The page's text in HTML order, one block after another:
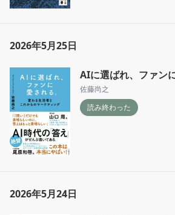
2026年5月25日
AIに選ばれ、ファン
佐藤尚之
読み終わった
2026年5月24日